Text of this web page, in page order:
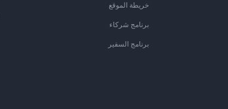
خريطة الموقع
برنامج شركاء
برنامج السفير